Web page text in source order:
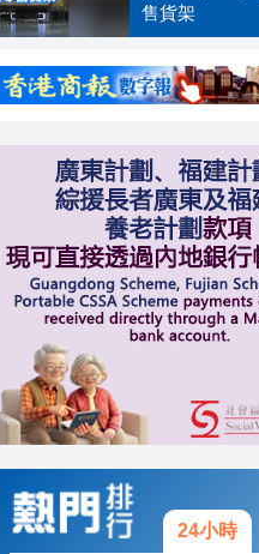
售貨架
24小時